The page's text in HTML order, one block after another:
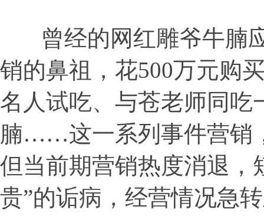
曾经的网红雕爷牛腩
销的鼻祖，花500万元购
名人试吃、与苍老师同吃
腩……这一系列事件营销
但当前期营销热度消退，
贵”的诟病，经营情况急